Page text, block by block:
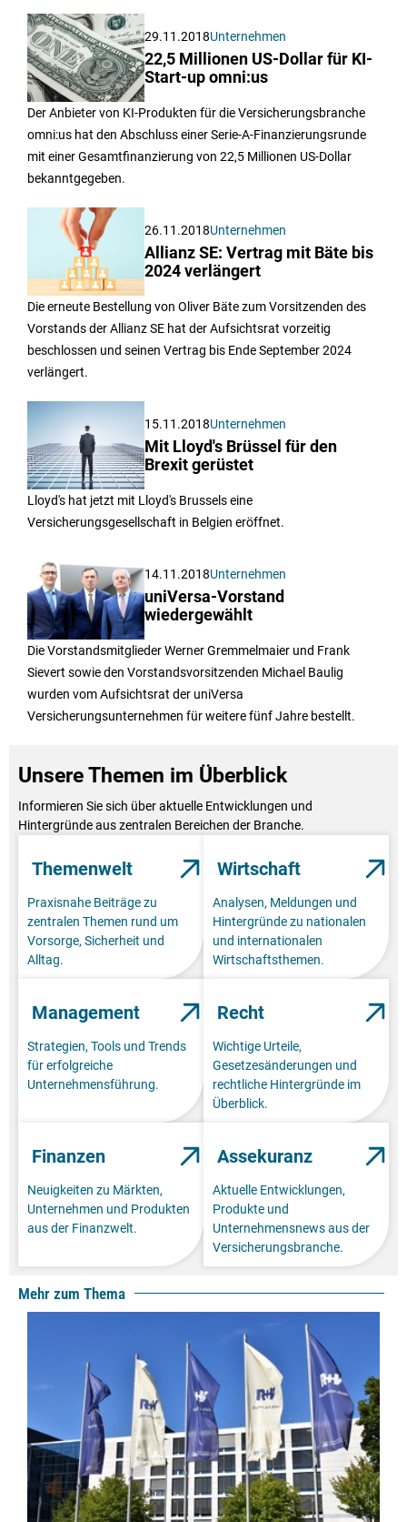
29.11.2018Unternehmen
22,5 Millionen US-Dollar für KI-
Start-up omni:us
Der Anbieter von KI-Produkten für die Versicherungsbranche
omni:us hat den Abschluss einer Serie-A-Finanzierungsrunde
mit einer Gesamtfinanzierung von 22,5 Millionen US-Dollar
bekanntgegeben.
26.11.2018Unternehmen
Allianz SE: Vertrag mit Bäte bis
2024 verlängert
Die erneute Bestellung von Oliver Bäte zum Vorsitzenden des
Vorstands der Allianz SE hat der Aufsichtsrat vorzeitig
beschlossen und seinen Vertrag bis Ende September 2024
verlängert.
15.11.2018Unternehmen
Mit Lloyd's Brüssel für den
Brexit gerüstet
Lloyd's hat jetzt mit Lloyd's Brussels eine
Versicherungsgesellschaft in Belgien eröffnet.
14.11.2018Unternehmen
uniVersa-Vorstand
wiedergewählt
Die Vorstandsmitglieder Werner Gremmelmaier und Frank
Sievert sowie den Vorstandsvorsitzenden Michael Baulig
wurden vom Aufsichtsrat der uniVersa
Versicherungsunternehmen für weitere fünf Jahre bestellt.
Unsere Themen im Überblick
Informieren Sie sich über aktuelle Entwicklungen und
Hintergründe aus zentralen Bereichen der Branche.
Themenwelt
Praxisnahe Beiträge zu
zentralen Themen rund um
Vorsorge, Sicherheit und
Alltag.
Wirtschaft
Analysen, Meldungen und
Hintergründe zu nationalen
und internationalen
Wirtschaftsthemen.
Management
Strategien, Tools und Trends
für erfolgreiche
Unternehmensführung.
Recht
Wichtige Urteile,
Gesetzesänderungen und
rechtliche Hintergründe im
Überblick.
Finanzen
Neuigkeiten zu Märkten,
Unternehmen und Produkten
aus der Finanzwelt.
Assekuranz
Aktuelle Entwicklungen,
Produkte und
Unternehmensnews aus der
Versicherungsbranche.
Mehr zum Thema